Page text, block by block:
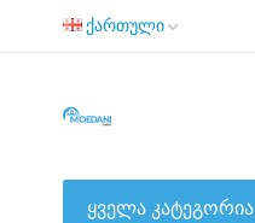
ქართული
ყველა კატეგორია